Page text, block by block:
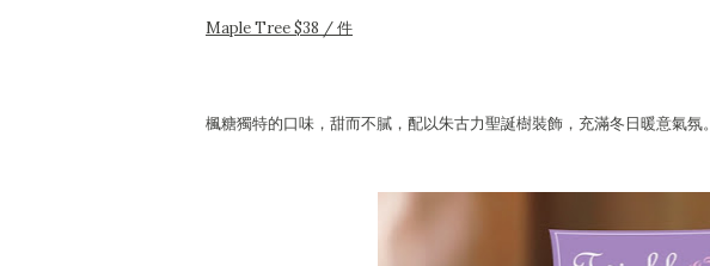
Maple Tree $38 / 件
楓糖獨特的口味，甜而不膩，配以朱古力聖誕樹裝飾，充滿冬日暖意氣氛。